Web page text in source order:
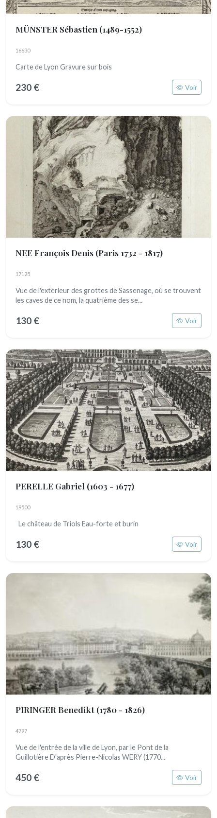
MÜNSTER Sébastien (1489-1552)
16630
Carte de Lyon Gravure sur bois
230 € Voir
NEE François Denis (Paris 1732 - 1817)
17125
Vue de l'extérieur des grottes de Sassenage, où se trouvent
les caves de ce nom, la quatrième des se...
130 € Voir
PERELLE Gabriel (1603 - 1677)
19500
Le château de Triols Eau-forte et burin
130 € Voir
PIRINGER Benedikt (1780 - 1826)
4797
Vue de l'entrée de la ville de Lyon, par le Pont de la
Guillotière D'après Pierre-Nicolas WERY (1770...
450 € Voir